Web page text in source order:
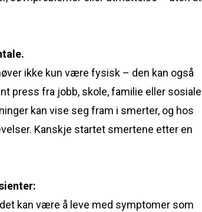
ikke kun være fysisk – den kan også
press fra jobb, skole, familie eller sosiale
kan vise seg fram i smerter, og hos
Kanskje startet smertene etter en
kan være å leve med symptomer som